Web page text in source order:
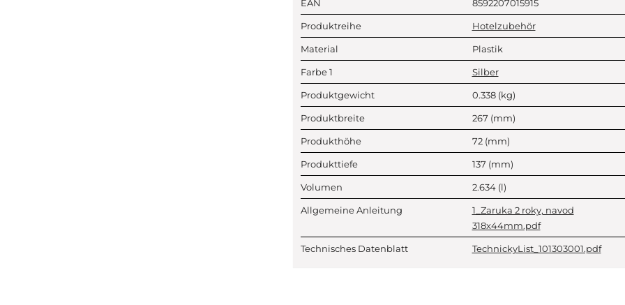
EAN 8592207015915
Produktreihe Hotelzubehör
Material Plastik
Farbe 1 Silber
Produktgewicht 0.338 (kg)
Produktbreite 267 (mm)
Produkthöhe 72 (mm)
Produkttiefe 137 (mm)
Volumen 2.634 (l)
Allgemeine Anleitung
1_Zaruka 2 roky, navod
318x44mm.pdf
Technisches Datenblatt TechnickyList_101303001.pdf